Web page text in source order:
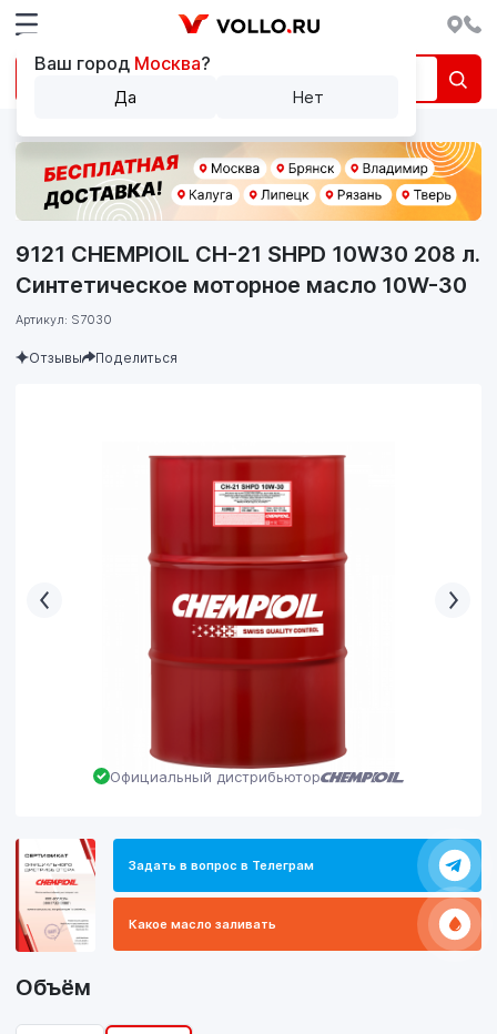
Официальный дистрибьютор
Задать в вопрос в Телеграм
Какое масло заливать
9121 CHEMPIOIL CH-21 SHPD 10W30 208 л.
Синтетическое моторное масло 10W-30
Артикул: S7030
Отзывы Поделиться
Объём
Ваш город Москва?
Да Нет